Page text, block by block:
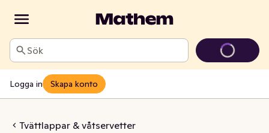
Sök
Logga in Skapa konto
Tvättlappar & våtservetter